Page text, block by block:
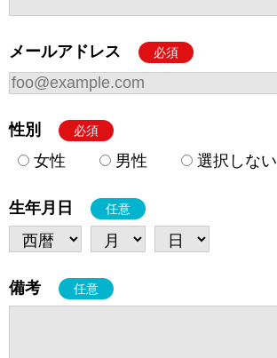
メールアドレス 必須
性別 必須
女性 男性 選択しない
生年月日 任意
備考 任意